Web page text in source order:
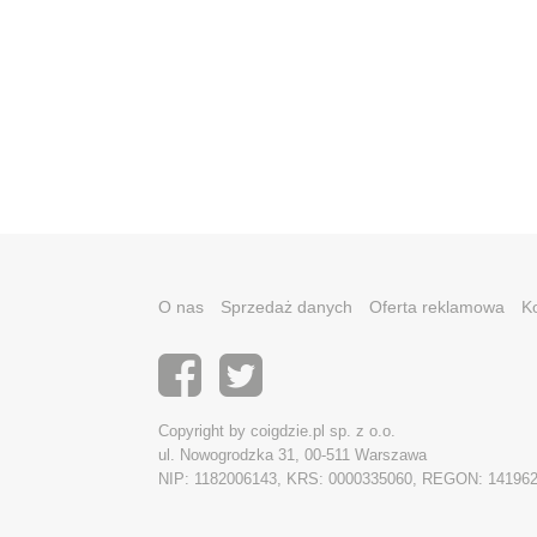
O nas Sprzedaż danych Oferta reklamowa
Copyright by coigdzie.pl sp. z o.o.
ul. Nowogrodzka 31, 00-511 Warszawa
NIP: 1182006143, KRS: 0000335060, REGON: